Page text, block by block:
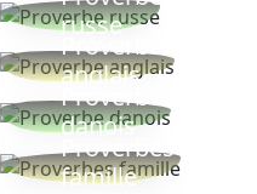
russe
Proverbe
anglais
Proverbe
danois
Proverbes
famille